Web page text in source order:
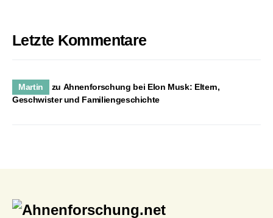
Letzte Kommentare
Martin zu Ahnenforschung bei Elon Musk: Eltern,
Geschwister und Familiengeschichte